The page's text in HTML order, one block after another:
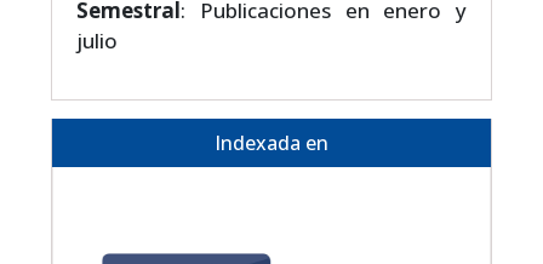
Semestral: Publicaciones en enero y
julio
Indexada en